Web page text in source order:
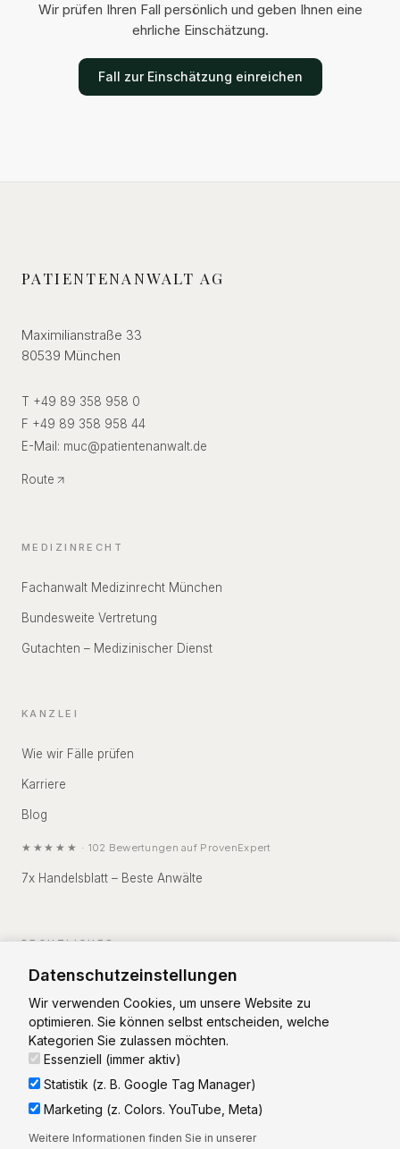
Wir prüfen Ihren Fall persönlich und geben Ihnen eine
ehrliche Einschätzung.
Fall zur Einschätzung einreichen
PATIENTENANWALT AG
Maximilianstraße 33
80539 München
T +49 89 358 958 0
F +49 89 358 958 44
E-Mail: muc@patientenanwalt.de
Route
MEDIZINRECHT
Fachanwalt Medizinrecht München
Bundesweite Vertretung
Gutachten – Medizinischer Dienst
KANZLEI
Wie wir Fälle prüfen
Karriere
Blog
★★★★★ · 102 Bewertungen auf ProvenExpert
7x Handelsblatt – Beste Anwälte
RECHTLICHES
Impressum
Datenschutz
Vorstand: RA Christian Zierhut
Datenschutzeinstellungen
Wir verwenden Cookies, um unsere Website zu
optimieren. Sie können selbst entscheiden, welche
Kategorien Sie zulassen möchten.
Essenziell (immer aktiv)
Statistik (z. B. Google Tag Manager)
Marketing (z. Colors. YouTube, Meta)
Weitere Informationen finden Sie in unserer